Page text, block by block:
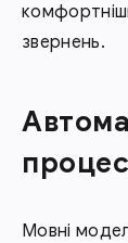
звернень.
Мовні